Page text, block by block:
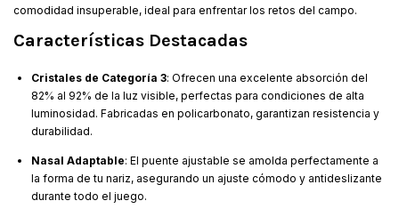
comodidad insuperable, ideal para enfrentar los retos del campo.
Características Destacadas
Cristales de Categoría 3: Ofrecen una excelente absorción del
82% al 92% de la luz visible, perfectas para condiciones de alta
luminosidad. Fabricadas en policarbonato, garantizan resistencia y
durabilidad.
Nasal Adaptable: El puente ajustable se amolda perfectamente a
la forma de tu nariz, asegurando un ajuste cómodo y antideslizante
durante todo el juego.